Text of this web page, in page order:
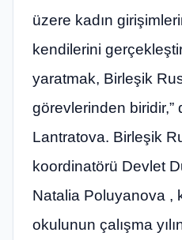
üzere kadın
kendilerini
yaratmak, Birleşik
görevlerinden biridir,”
Lantratova. Birleşik
koordinatörü Devlet
Natalia Poluyanova ,
okulunun çalışma